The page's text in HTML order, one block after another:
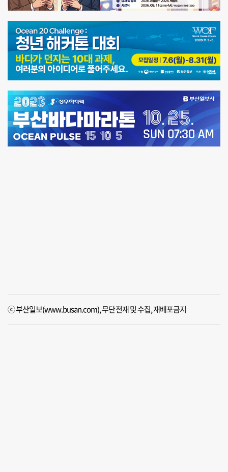
ⓒ 부산일보(www.busan.com), 무단전재 및 수집, 재배포금지